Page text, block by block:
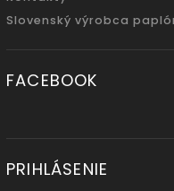
Slovenský výrobca
FACEBOOK
PRIHLÁSENIE